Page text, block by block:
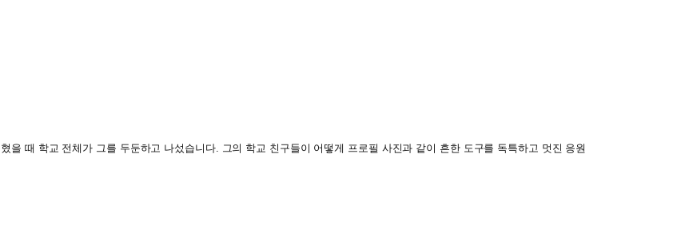
혔을 때 학교 전체가 그를 두둔하고 나섰습니다. 그의 학교 친구들이 어떻게 프로필 사진과 같이 흔한 도구를 독특하고 멋진 응원